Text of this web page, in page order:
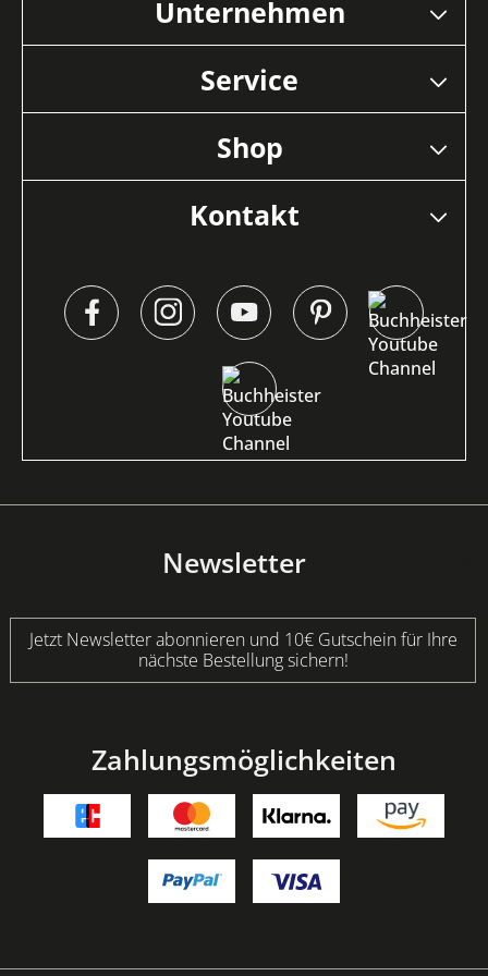
Unternehmen
Service
Shop
Kontakt
Newsletter
Jetzt Newsletter abonnieren und 10€ Gutschein für Ihre
nächste Bestellung sichern!
Zahlungsmöglichkeiten